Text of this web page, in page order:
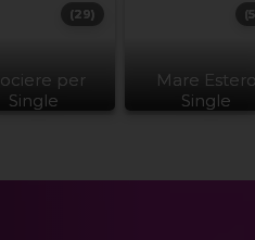
per
Single
(29)
Mare
Single